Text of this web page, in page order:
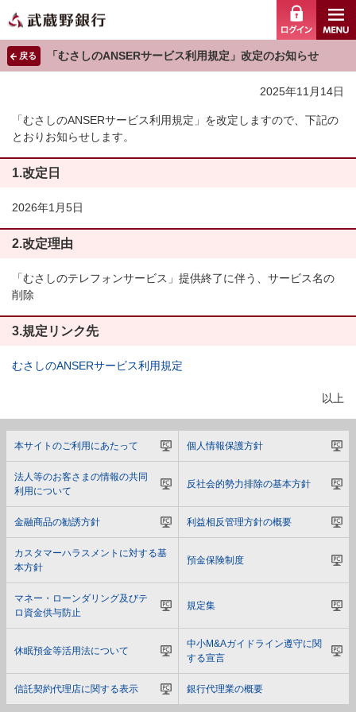
ログイ
戻る 「むさしのANSERサービス利用規定」改定のお知らせ
2025年11月14日
「むさしのANSERサービス利用規定」を改定しますので、下記の
とおりお知らせします。
1.改定日
2026年1月5日
2.改定理由
「むさしのテレフォンサービス」提供終了に伴う、サービス名の
削除
3.規定リンク先
むさしのANSERサービス利用規定
以上
本サイトのご利用にあたって 個人情報保護方針
法人等のお客さまの情報の共同
利用について
反社会的勢力排除の基本方針
金融商品の勧誘方針 利益相反管理方針の概要
カスタマーハラスメントに対する基
本方針
預金保険制度
マネー・ローンダリング及びテ
ロ資金供与防止
規定集
休眠預金等活用法について
中小M&Aガイドライン遵守に関
する宣言
信託契約代理店に関する表示 銀行代理業の概要